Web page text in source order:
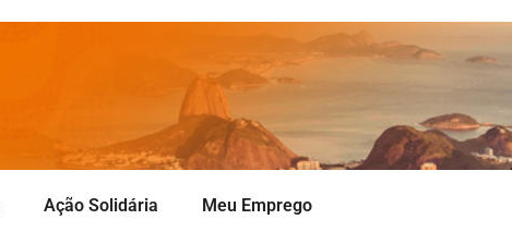
Ação Solidária Meu Emprego